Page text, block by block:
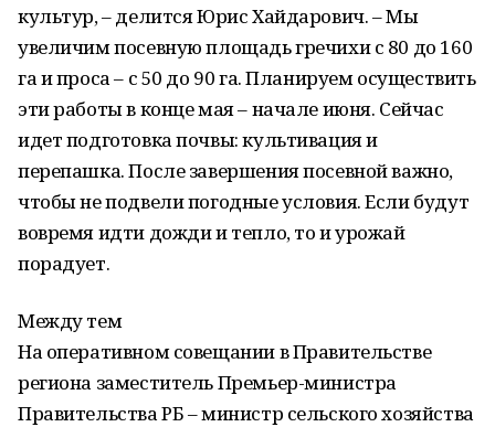
культур, – делится Юрис Хайдарович. – Мы
увеличим посевную площадь гречихи с 80 до 160
га и проса – с 50 до 90 га. Планируем осуществить
эти работы в конце мая – начале июня. Сейчас
идет подготовка почвы: культивация и
перепашка. После завершения посевной важно,
чтобы не подвели погодные условия. Если будут
вовремя идти дожди и тепло, то и урожай
порадует.
Между тем
На оперативном совещании в Правительстве
региона заместитель Премьер-министра
Правительства РБ – министр сельского хозяйства